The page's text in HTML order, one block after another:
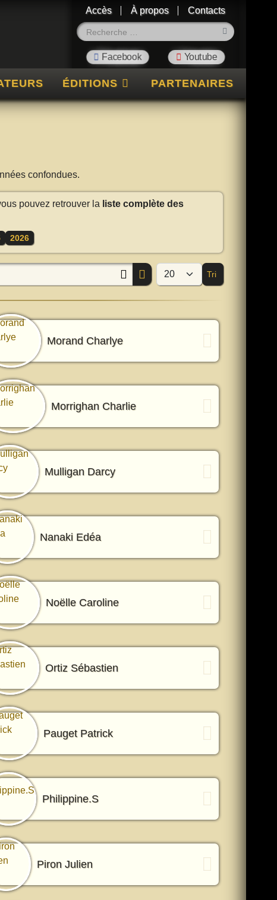
Accès À propos
Contacts
ÉDITIONS PARTENAIRES
confondues.
pouvez retrouver la liste complète des
2026
Afficher #
Tri
Morand Charlye
Morrighan Charlie
Mulligan Darcy
Nanaki Edéa
Noëlle Caroline
Ortiz Sébastien
Pauget Patrick
Philippine.S
Piron Julien